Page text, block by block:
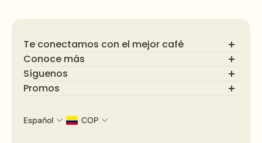
Te conectamos con el mejor café
🇨🇴 Colombia
🇲🇽 México
Conoce más
Preguntas Frecuentes
Blog
Síguenos
Descubre el mundo del café de especialidad. Síguenos
Promos
sobre café de especialidad.
Español COP